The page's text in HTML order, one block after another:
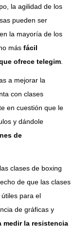
la agilidad de los
pueden ser
la mayoría de los
más fácil
ofrece telegim.
a mejorar la
con clases
en cuestión que le
y dándole
de
clases de boxing
de que las clases
para el
de gráficas y
medir la resistencia